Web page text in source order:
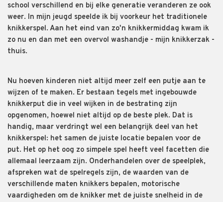
school verschillend en bij elke generatie veranderen ze ook
weer. In mijn jeugd speelde ik bij voorkeur het traditionele
knikkerspel. Aan het eind van zo'n knikkermiddag kwam ik
zo nu en dan met een overvol washandje - mijn knikkerzak -
thuis.
Nu hoeven kinderen niet altijd meer zelf een putje aan te
wijzen of te maken. Er bestaan tegels met ingebouwde
knikkerput die in veel wijken in de bestrating zijn
opgenomen, hoewel niet altijd op de beste plek. Dat is
handig, maar verdringt wel een belangrijk deel van het
knikkerspel: het samen de juiste locatie bepalen voor de
put. Het op het oog zo simpele spel heeft veel facetten die
allemaal leerzaam zijn. Onderhandelen over de speelplek,
afspreken wat de spelregels zijn, de waarden van de
verschillende maten knikkers bepalen, motorische
vaardigheden om de knikker met de juiste snelheid in de